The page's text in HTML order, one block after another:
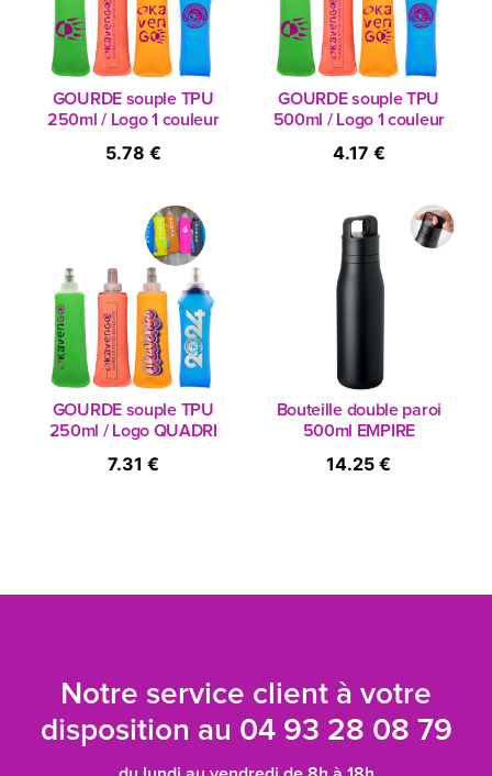
GOURDE souple TPU
250ml / Logo 1 couleur
5.78 €
GOURDE souple TPU
500ml / Logo 1 couleur
4.17 €
GOURDE souple TPU
250ml / Logo QUADRI
7.31 €
Bouteille double paroi
500ml EMPIRE
14.25 €
Notre service client à votre
disposition au 04 93 28 08 79